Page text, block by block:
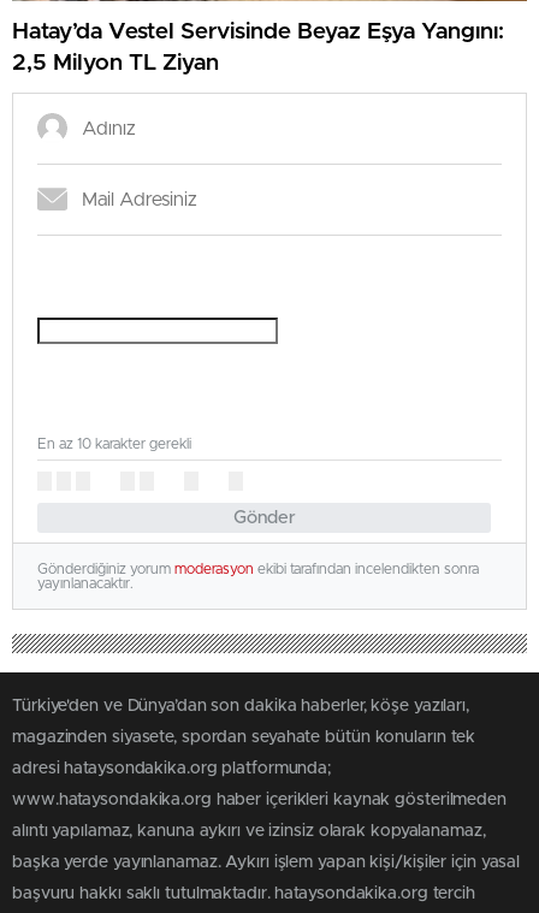
Hatay’da Vestel Servisinde Beyaz Eşya Yangını:
2,5 Milyon TL Ziyan
Gönder
En az 10 karakter gerekli
Gönderdiğiniz yorum moderasyon ekibi tarafından incelendikten sonra
yayınlanacaktır.
Türkiye'den ve Dünya’dan son dakika haberler, köşe yazıları,
magazinden siyasete, spordan seyahate bütün konuların tek
adresi hataysondakika.org platformunda;
www.hataysondakika.org haber içerikleri kaynak gösterilmeden
alıntı yapılamaz, kanuna aykırı ve izinsiz olarak kopyalanamaz,
başka yerde yayınlanamaz. Aykırı işlem yapan kişi/kişiler için yasal
başvuru hakkı saklı tutulmaktadır. hataysondakika.org tercih